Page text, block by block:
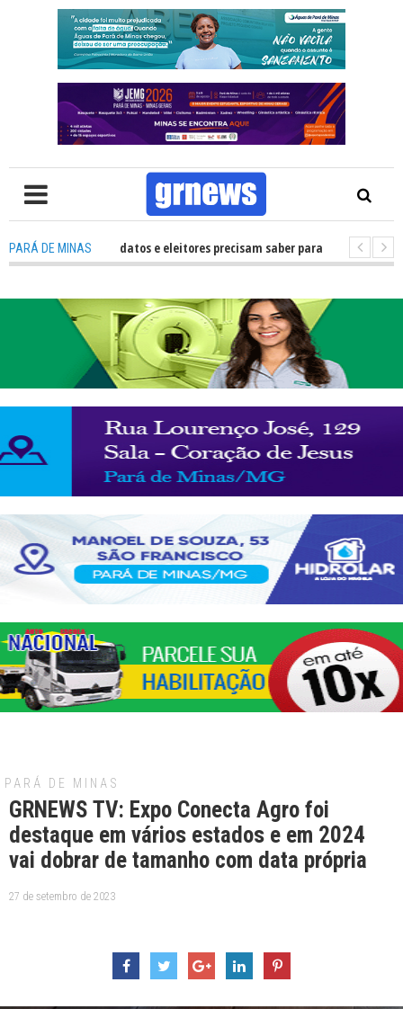
PARÁ DE MINAS
TV: O que candidatos e eleitores precisam saber para não ter problemas
PARÁ DE MINAS
GRNEWS TV: Expo Conecta Agro foi
destaque em vários estados e em 2024
vai dobrar de tamanho com data própria
27 de setembro de 2023